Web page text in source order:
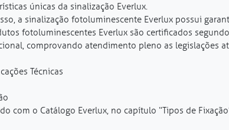
únicas da sinalização Everlux.
a sinalização fotoluminescente Everlux possui
fotoluminescentes Everlux são certificados
comprovando atendimento pleno as legislações
Técnicas
com o Catálogo Everlux, no capítulo “Tipos de